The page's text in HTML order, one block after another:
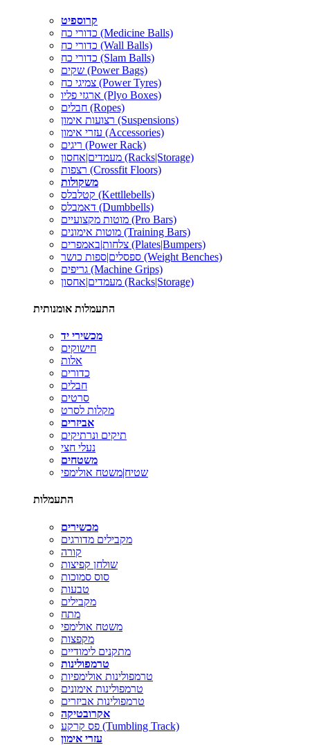
קרוספיט
כדורי כח (Medicine Balls)
כדורי כח (Wall Balls)
כדורי כח (Slam Balls)
שקים (Power Bags)
צמיגי כח (Power Tyres)
ארגזי פליו (Plyo Boxes)
חבלים (Ropes)
רצועות אימון (Suspensions)
עזרי אימון (Accessories)
ריגים (Power Rack)
מעמדים|אחסון (Racks|Storage)
רצפות (Crossfit Floors)
משקולות
קטלבלס (Kettllebells)
דאמבלס (Dumbbells)
מוטות מקצועיים (Pro Bars)
מוטות אימונים (Training Bars)
צלחות|באמפרים (Plates|Bumpers)
ספסלים|ספות כושר (Weight Benches)
גריפים (Machine Grips)
מעמדים|אחסון (Racks|Storage)
התעמלות אומנותית
מכשירי יד
חישוקים
אלות
כדורים
חבלים
סרטים
מקלות לסרט
אביזרים
תיקים ונרתיקים
נעלי חצי
משטחים
שטיח|משטח אולימפי
התעמלות
מכשירים
מקבילים מדורגים
קורה
שולחן קפיצות
סוס סמוכות
טבעות
מקבילים
מתח
משטח אולימפי
מקפצות
מתקנים לימודיים
טרמפולינות
טרמפולינות אולימפיות
טרמפולינות אימונים
טרמפולינות אביזרים
אקרובטיקה
פס קרקע (Tumbling Track)
עזרי אימון